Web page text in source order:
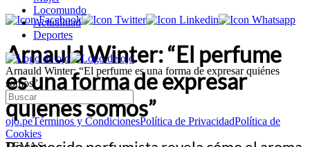
Locomundo
Actualidad
Deportes
Arnauld Winter: “El perfume es una forma de expresar quiénes
somos”
ojo.peTérminos y CondicionesPolítica de PrivacidadPolítica de
Cookies
Arnauld Winter: “El perfume
es una forma de expresar
quiénes somos”